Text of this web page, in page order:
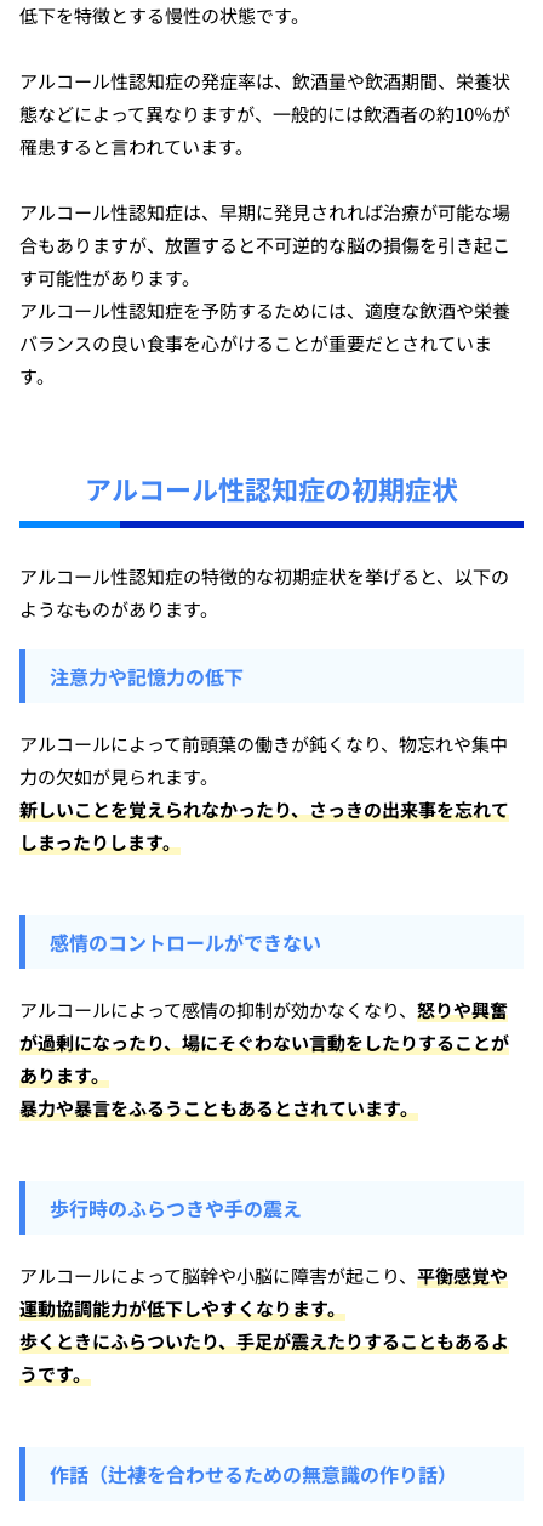
低下を特徴とする慢性の状態です。
アルコール性認知症の発症率は、飲酒量や飲酒期間、栄養状
態などによって異なりますが、一般的には飲酒者の約10％が
罹患すると言われています。
アルコール性認知症は、早期に発見されれば治療が可能な場
合もありますが、放置すると不可逆的な脳の損傷を引き起こ
す可能性があります。
アルコール性認知症を予防するためには、適度な飲酒や栄養
バランスの良い食事を心がけることが重要だとされていま
す。
アルコール性認知症の初期症状
アルコール性認知症の特徴的な初期症状を挙げると、以下の
ようなものがあります。
注意力や記憶力の低下
アルコールによって前頭葉の働きが鈍くなり、物忘れや集中
力の欠如が見られます。
新しいことを覚えられなかったり、さっきの出来事を忘れて
しまったりします。
感情のコントロールができない
アルコールによって感情の抑制が効かなくなり、 怒りや興奮
が過剰になったり、場にそぐわない言動をしたりすることが
あります。
暴力や暴言をふるうこともあるとされています。
歩行時のふらつきや手の震え
アルコールによって脳幹や小脳に障害が起こり、 平衡感覚や
運動協調能力が低下しやすくなります。
歩くときにふらついたり、手足が震えたりすることもあるよ
うです。
作話（辻褄を合わせるための無意識の作り話）